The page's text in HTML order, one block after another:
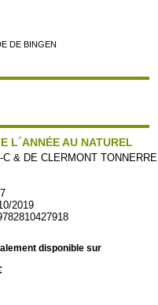
DE BINGEN
L´ANNÉE AU NATUREL
& DE CLERMONT TONNERRE
2019
disponible sur